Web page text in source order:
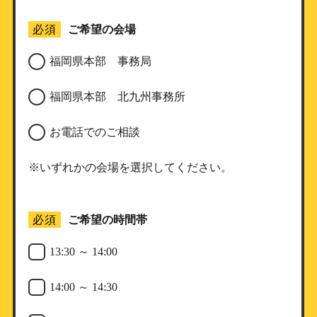
必須 ご希望の会場
福岡県本部 事務局
福岡県本部 北九州事務所
お電話でのご相談
※いずれかの会場を選択してください。
必須 ご希望の時間帯
13:30 ～ 14:00
14:00 ～ 14:30